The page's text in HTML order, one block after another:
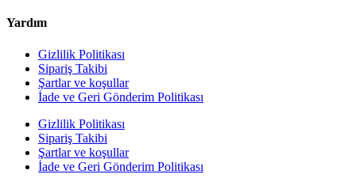
Yardım
Gizlilik Politikası
Sipariş Takibi
Şartlar ve koşullar
İade ve Geri Gönderim Politikası
Gizlilik Politikası
Sipariş Takibi
Şartlar ve koşullar
İade ve Geri Gönderim Politikası